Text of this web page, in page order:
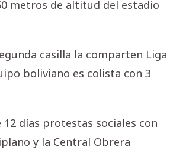
metros de altitud del estadio
casilla la comparten Liga
boliviano es colista con 3
12 días protestas sociales con
y la Central Obrera